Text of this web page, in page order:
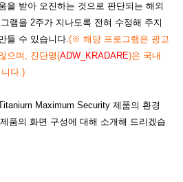
을 받아 오진하는 것으로 판단되는 해외
램을 2주가 지나도록 전혀 수정해 주지
들 수 있습니다.(※ 해당 프로그램은 광고
으며, 진단명(ADW_KRADARE)은 국내
다.)
Maximum Security 제품의 환경
품의 화면 구성에 대해 소개해 드리겠습